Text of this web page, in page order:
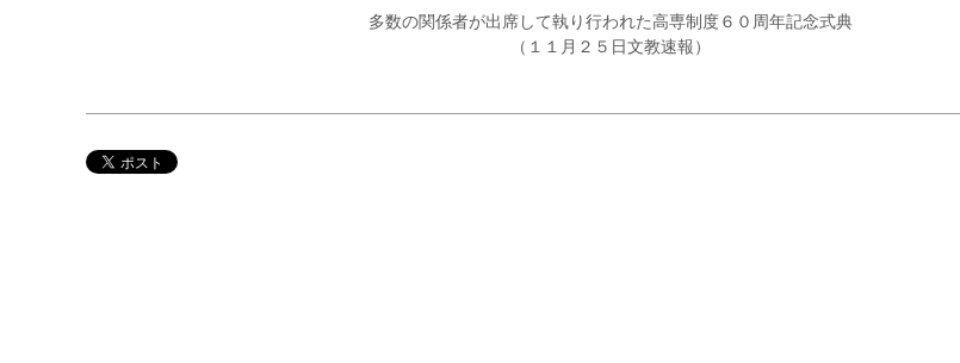
多数の関係者が出席して執り行われた高専制度６０周年記念式典
（１１月２５日文教速報）